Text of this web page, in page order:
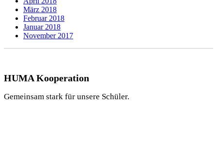
März 2018
Februar 2018
Januar 2018
November 2017
HUMA Kooperation
Gemeinsam stark für unsere Schüler.